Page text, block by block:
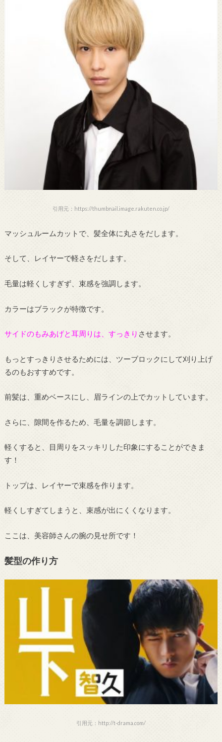
引用元：https://thumbnail.image.rakuten.co.jp/
マッシュルームカットで、髪全体に丸さをだします。
そして、レイヤーで軽さをだします。
毛量は軽くしすぎず、束感を強調します。
カラーはブラックが特徴です。
サイドのもみあげと耳周りは、すっきり させます。
もっとすっきりさせるためには、ツーブロックにして刈り上げ
るのもおすすめです。
前髪は、重めベースにし、眉ラインの上でカットしています。
さらに、隙間を作るため、毛量を調節します。
軽くすると、目周りをスッキリした印象にすることができま
す！
トップは、レイヤーで束感を作ります。
軽くしすぎてしまうと、束感が出にくくなります。
ここは、美容師さんの腕の見せ所です！
髪型の作り方
引用元：http://t-drama.com/